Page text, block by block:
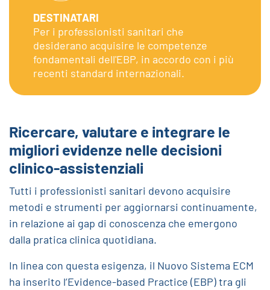
DESTINATARI
Per i professionisti sanitari che
desiderano acquisire le competenze
fondamentali dell'EBP, in accordo con i più
recenti standard internazionali.
Ricercare, valutare e integrare le
migliori evidenze nelle decisioni
clinico-assistenziali
Tutti i professionisti sanitari devono acquisire
metodi e strumenti per aggiornarsi continuamente,
in relazione ai gap di conoscenza che emergono
dalla pratica clinica quotidiana.
In linea con questa esigenza, il Nuovo Sistema ECM
ha inserito l’Evidence-based Practice (EBP) tra gli